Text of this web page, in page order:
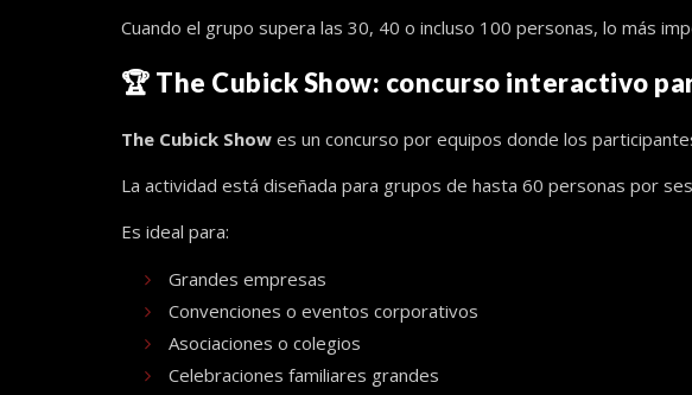
Cuando el grupo supera las 30, 40 o incluso 100 personas, lo más
🏆 The Cubick Show: concurso interactivo
The Cubick Show es un concurso por equipos donde los
La actividad está diseñada para grupos de hasta 60 personas por
Es ideal para:
Grandes empresas
Convenciones o eventos corporativos
Asociaciones o colegios
Celebraciones familiares grandes